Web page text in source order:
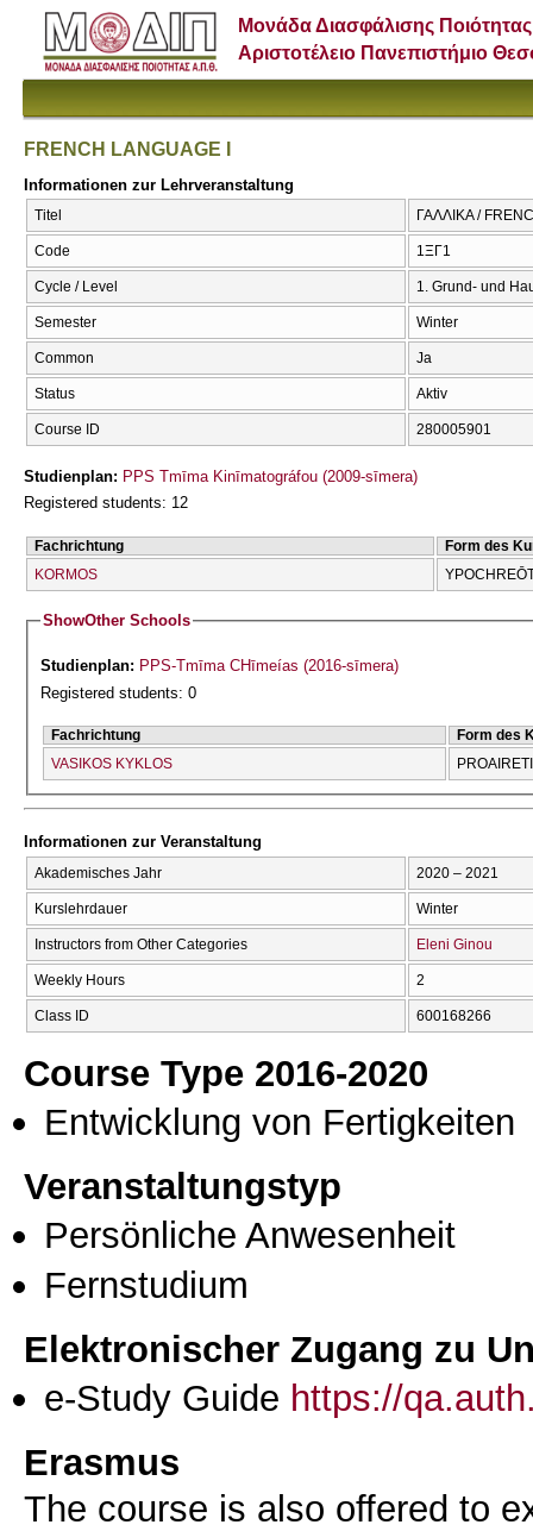
Μονάδα Διασφάλισης Ποιότητας
Αριστοτέλειο Πανεπιστήμιο
FRENCH LANGUAGE I
Informationen zur Lehrveranstaltung
Titel ΓΑΛΛΙΚΑ /
Code 1ΞΓ1
Cycle / Level 1. Grund- und
Semester Winter
Common Ja
Status Aktiv
Course ID 280005901
Studienplan: PPS Tmīma Kinīmatográfou (2009-sīmera)
Registered students: 12
Fachrichtung
Form des
KORMOS
ShowOther Schools
Studienplan: PPS-Tmīma CΗīmeías (2016-sīmera)
Registered students: 0
Fachrichtung
Form des
VASIKOS KYKLOS
Informationen zur Veranstaltung
Akademisches Jahr 2020 – 2021
Kurslehrdauer Winter
Instructors from Other Categories Eleni Ginou
Weekly Hours 2
Class ID 600168266
Course Type 2016-2020
Entwicklung von Fertigkeiten
Veranstaltungstyp
Persönliche Anwesenheit
Fernstudium
Elektronischer Zugang zu
e-Study Guide https://
Erasmus
The course is also offered to